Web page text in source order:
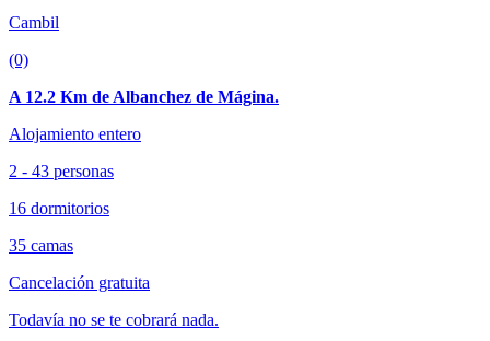
Cambil
(0)
A 12.2 Km de Albanchez de Mágina.
Alojamiento entero
2 - 43 personas
16 dormitorios
35 camas
Cancelación gratuita
Todavía no se te cobrará nada.